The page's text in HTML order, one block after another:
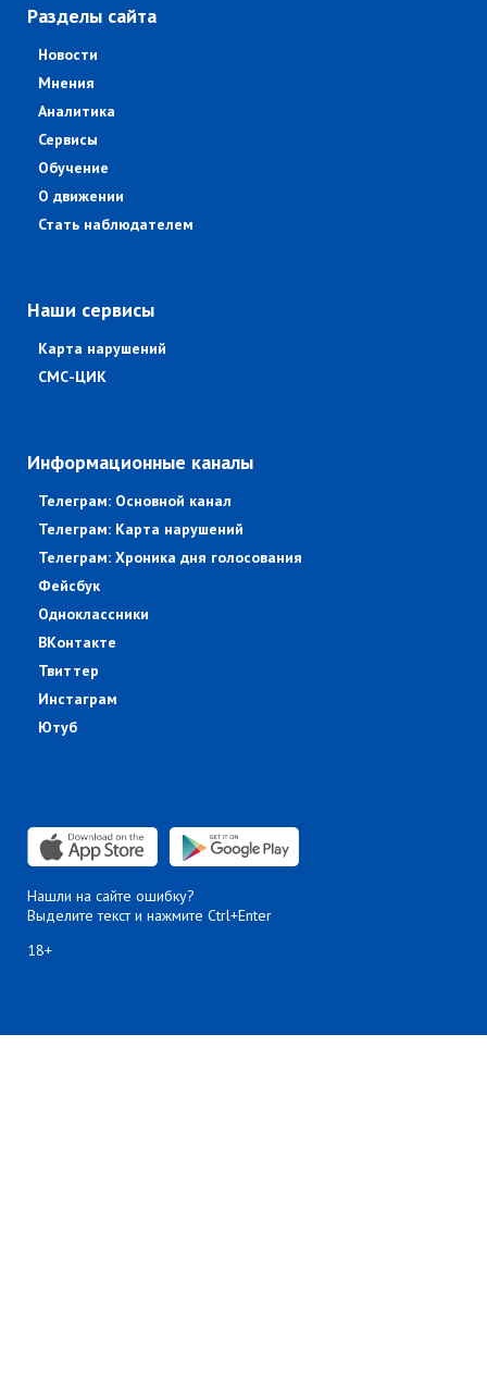
Разделы сайта
Новости
Мнения
Аналитика
Сервисы
Обучение
О движении
Стать наблюдателем
Наши сервисы
Карта нарушений
СМС-ЦИК
Информационные каналы
Телеграм: Основной канал
Телеграм: Карта нарушений
Телеграм: Хроника дня голосования
Фейсбук
Одноклассники
ВКонтакте
Твиттер
Инстаграм
Ютуб
Нашли на сайте ошибку?
Выделите текст и нажмите Ctrl+Enter
18+